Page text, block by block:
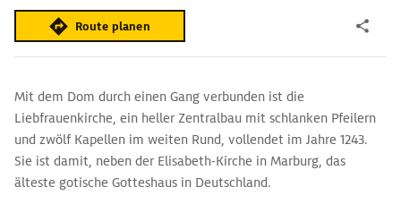
Route planen
Mit dem Dom durch einen Gang verbunden ist die
Liebfrauenkirche, ein heller Zentralbau mit schlanken Pfeilern
und zwölf Kapellen im weiten Rund, vollendet im Jahre 1243.
Sie ist damit, neben der Elisabeth-Kirche in Marburg, das
älteste gotische Gotteshaus in Deutschland.